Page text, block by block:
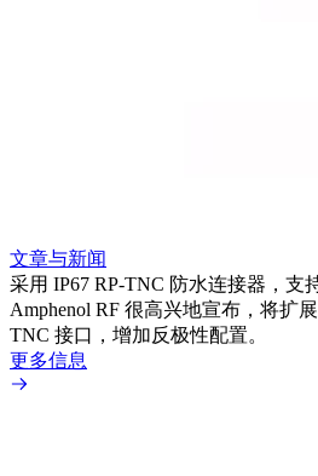
文章与新闻
采用 IP67 RP-TNC 防水连接器，支
Amphenol RF 很高兴地宣布，将扩
TNC 接口，增加反极性配置。
更多信息